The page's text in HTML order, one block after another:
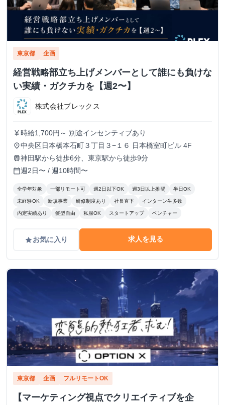
東京都 企画
経営戦略部立ち上げメンバーとして誰にも負けな
い実績・ガクチカを【週2〜】
株式会社プレックス
currency_yen 時給1,700円～ 別途インセンティブあり
place中央区日本橋本石町３丁目３−１６ 日本橋室町ビル 4F
train神田駅から徒歩6分、東京駅から徒歩9分
calendar_today週2日〜 / 週10時間〜
全学年対象 一部リモート可 週2日以下OK 週3日以上推奨 半日OK
未経験OK 新規事業 研修制度あり 社長直下 インターン生多数
内定実績あり 髪型自由 私服OK スタートアップ ベンチャー
gradeお気に入り 求人を見る
東京都 企画 フルリモートOK
【マーケティング視点でクリエイティブを企